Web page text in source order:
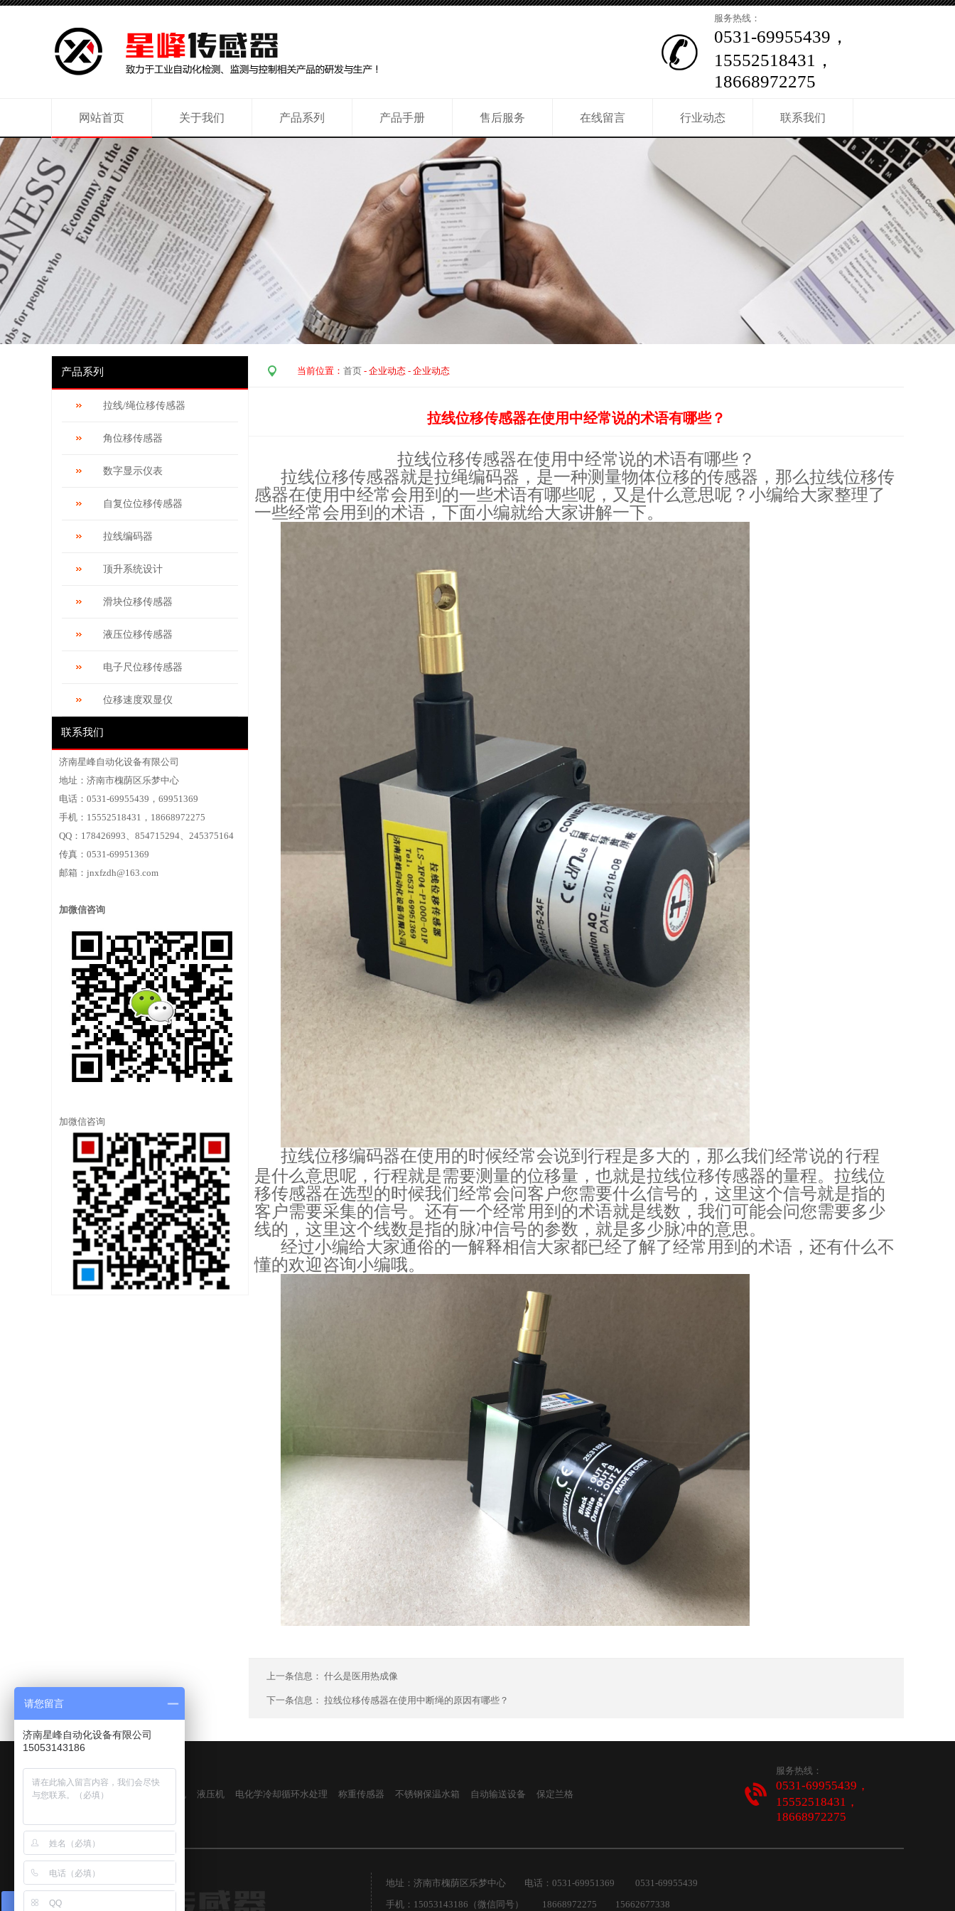
服务热线：
0531-69955439，
15552518431，
18668972275
网站首页 关于我们 产品系列 产品手册 售后服务 在线留言 行业动态 联系我们
产品系列
拉线/绳位移传感器
角位移传感器
数字显示仪表
自复位位移传感器
拉线编码器
顶升系统设计
滑块位移传感器
液压位移传感器
电子尺位移传感器
位移速度双显仪
联系我们
济南星峰自动化设备有限公司
地址：济南市槐荫区乐梦中心
电话：0531-69955439，69951369
手机：15552518431，18668972275
QQ：178426993、854715294、245375164
传真：0531-69951369
邮箱： jnxfzdh@163.com
加微信咨询
加微信咨询
当前位置： 首页 - 企业动态 - 企业动态
拉线位移传感器在使用中经常说的术语有哪些？
拉线位移传感器在使用中经常说的术语有哪些？
拉线位移传感器就是拉绳编码器，是一种测量物体位移的传感器，那么拉线位移传
感器在使用中经常会用到的一些术语有哪些呢，又是什么意思呢？小编给大家整理了
一些经常会用到的术语，下面小编就给大家讲解一下。
拉线位移编码器在使用的时候经常会说到行程是多大的，那么我们经常说的 行程
是什么意思呢，行程就是需要测量的位移量，也就是拉线位移传感器的量程。拉线位
移传感器在选型的时候我们经常会问客户您需要什么信号的，这里这个信号就是指的
客户需要采集的信号。还有一个经常用到的术语就是线数，我们可能会问您需要多少
线的，这里这个线数是指的脉冲信号的参数，就是多少脉冲的意思。
经过小编给大家通俗的一解释相信大家都已经了解了经常用到的术语，还有什么不
懂的欢迎咨询小编哦。
上一条信息： 什么是医用热成像
下一条信息： 拉线位移传感器在使用中断绳的原因有哪些？
友情链接 万能材料试验机 液压机 电化学冷却循环水处理 称重传感器 不锈钢保温水箱 自动输送设备 保定兰格
服务热线：
0531-69955439，
15552518431，
18668972275
地址：济南市槐荫区乐梦中心 电话：0531-69951369 0531-69955439
手机：15053143186（微信同号） 18668972275 15662677338
在线咨询
请您留言
济南星峰自动化设备有限公司
15053143186